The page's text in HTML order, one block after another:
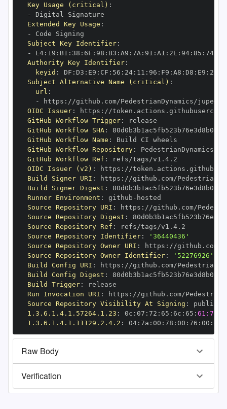
Key Usage (critical) :
-
Extended Key Usage :
-
Subject Key Identifier:
-
E4: 19 : B1 : 38 : 6F : 98 : B3 : A9 : 7A : 91 : A1 : 2E : 94: 85 : 74:
Authority Key Identifier:
keyid : DF : D3 : E9 : CF : 56 : 24: 11 : 96 : F9 : A8 : D8 : E9 : 28
Subject Alternative Name (critical) :
url :
-
https :
OIDC Issuer: https :
GitHub Workflow Trigger:
GitHub Workflow SHA:
GitHub Workflow Name :
GitHub Workflow Repository:
GitHub Workflow Ref :
OIDC Issuer (v2) : https :
Build Signer URI : https :
Build Signer Digest :
Runner Environment : github -
Source Repository URI : https :
Source Repository Digest :
Source Repository Ref :
Source Repository Identifier:
'36440436'
Source Repository Owner URI : https :
Source Repository Owner Identifier:
'52276926'
Build Config URI : https :
Build Config Digest :
Build Trigger:
Run Invocation URI : https :
Source Repository Visibility At Signing :
1.3.6.1.4.1.57264.1.23 : 0c : 07 : 72 : 65 : 6c : 65 :
1.3.6.1.4.1.11129.2.4.2 : 04: 7a : 00 : 78 : 00 : 76 : 00 : dd
Raw Body
Verification